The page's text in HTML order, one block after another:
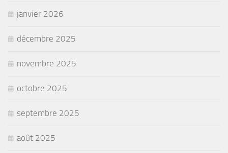
janvier 2026
décembre 2025
novembre 2025
octobre 2025
septembre 2025
août 2025